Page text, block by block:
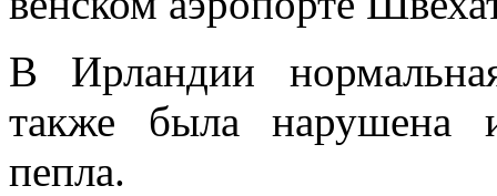
В Ирландии
также была нарушена
пепла.